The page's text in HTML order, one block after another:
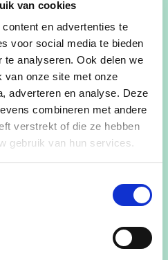
van cookies
en advertenties te
voor social media te bieden
analyseren. Ook delen we
van onze site met onze
adverteren en analyse. Deze
combineren met andere
verstrekt of die ze hebben
gebruik van hun services.
ons.
dat we ook in Laarne
opgaan.
kregen we kennis van
tegen een negatieve
in Laarne.
getalm en geknoei in heel